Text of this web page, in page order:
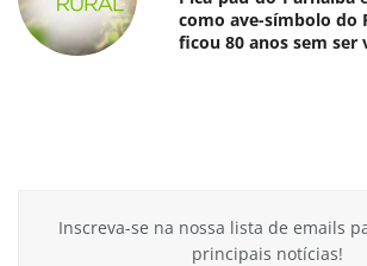
como ave-símbolo do
ficou 80 anos sem ser
Inscreva-se na nossa lista de emails
principais notícias!